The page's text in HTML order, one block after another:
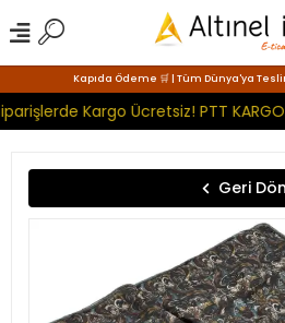
Kapıda Ödeme 🛒 | Tüm Dünya'ya
Kargo Ücretsiz! PTT
Geri Dön